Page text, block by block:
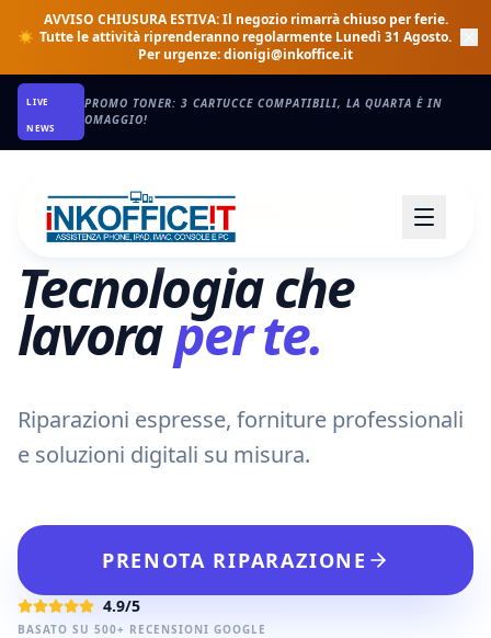
☀️
AVVISO CHIUSURA ESTIVA: Il negozio rimarrà chiuso per ferie.
Tutte le attività riprenderanno regolarmente Lunedì 31 Agosto.
Per urgenze: dionigi@inkoffice.it
🌴
LIVE
NEWS
SOSTITUZIONE BATTERIA IPHONE IN 30 MINUTI CON GARANZIA
UFFICIALE.
CHIUSI PER FERIE • RIAPRIAMO IL 31/08
Tecnologiache
lavoraperte.
Riparazioni espresse, forniture professionali
e soluzioni digitali su misura.
PRENOTA RIPARAZIONE
4.9/5
BASATO SU 500+ RECENSIONI GOOGLE